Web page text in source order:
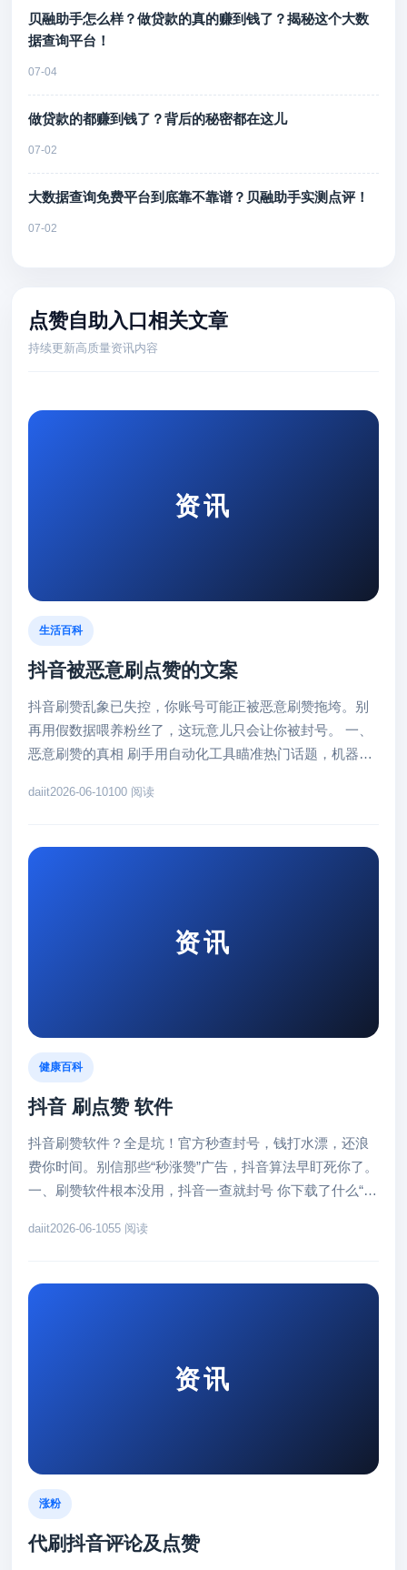
贝融助手怎么样？做贷款的真的赚到钱了？揭秘这个大数
据查询平台！
07-04
做贷款的都赚到钱了？背后的秘密都在这儿
07-02
大数据查询免费平台到底靠不靠谱？贝融助手实测点评！
07-02
点赞自助入口相关文章
持续更新高质量资讯内容
资讯
生活百科
抖音被恶意刷点赞的文案
抖音刷赞乱象已失控，你账号可能正被恶意刷赞拖垮。别
再用假数据喂养粉丝了，这玩意儿只会让你被封号。 一、
恶意刷赞的真相 刷手用自动化工具瞄准热门话题，机器人
daiit2026-06-10100 阅读
资讯
健康百科
抖音 刷点赞 软件
抖音刷赞软件？全是坑！官方秒查封号，钱打水漂，还浪
费你时间。别信那些“秒涨赞”广告，抖音算法早盯死你了。
一、刷赞软件根本没用，抖音一查就封号 你下载了什么“自
daiit2026-06-1055 阅读
资讯
涨粉
代刷抖音评论及点赞